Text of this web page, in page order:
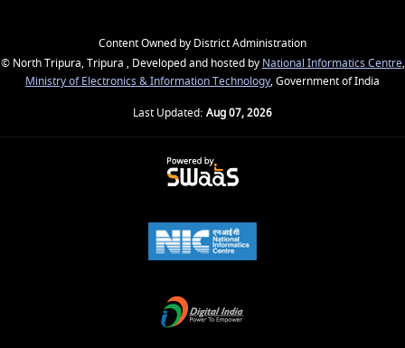
Content Owned by District Administration
© North Tripura, Tripura , Developed and hosted by National Informatics Centre,
Ministry of Electronics & Information Technology, Government of India
Last Updated: Aug 07, 2026